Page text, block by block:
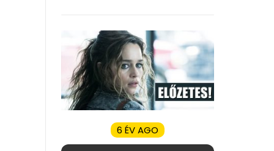
6 ÉV AGO